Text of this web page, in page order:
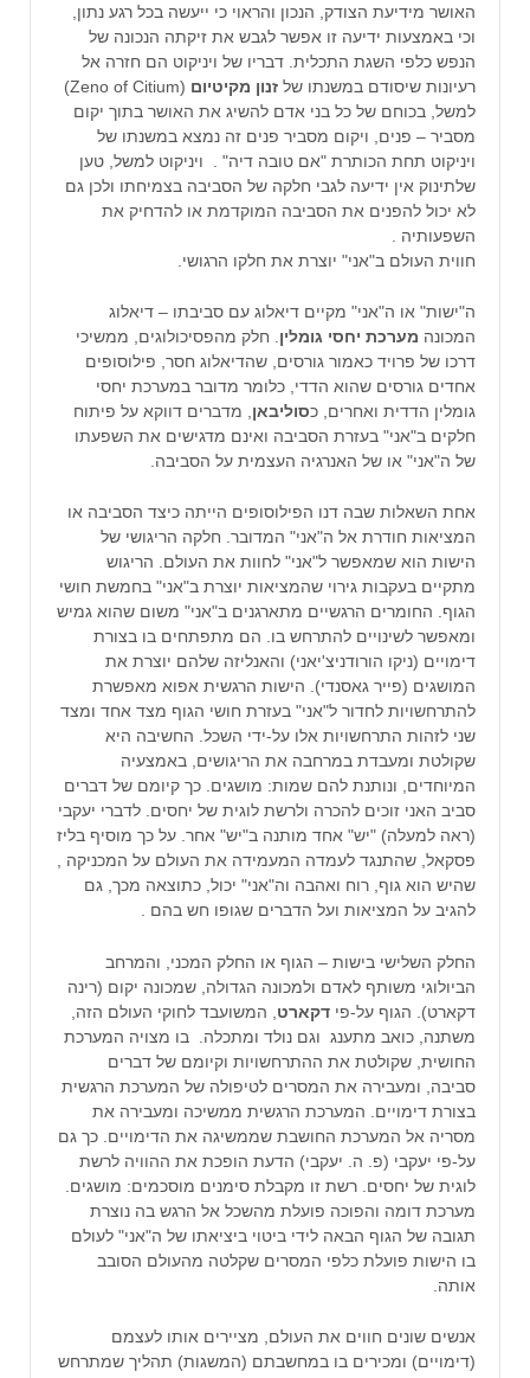
האושר מידיעת הצודק, הנכון והראוי כי ייעשה בכל רגע נתון,
וכי באמצעות ידיעה זו אפשר לגבש את זיקתה הנכונה של
הנפש כלפי השגת התכלית. דבריו של ויניקוט הם חזרה אל
רעיונות שיסודם במשנתו של זנון מקיטיום
(Zeno of Citium)
למשל, בכוחם של כל בני אדם להשיג את האושר בתוך יקום
מסביר – פנים, ויקום מסביר פנים זה נמצא במשנתו של
ויניקוט תחת הכותרת "אם טובה דיה" . ויניקוט למשל, טען
שלתינוק אין ידיעה לגבי חלקה של הסביבה בצמיחתו ולכן גם
לא יכול להפנים את הסביבה המוקדמת או להדחיק את
השפעותיה .
חווית העולם ב"אני" יוצרת את חלקו הרגושי.
ה"ישות" או ה"אני" מקיים דיאלוג עם סביבתו – דיאלוג
המכונה מערכת יחסי גומלין . חלק מהפסיכולוגים, ממשיכי
דרכו של פרויד כאמור גורסים, שהדיאלוג חסר, פילוסופים
אחדים גורסים שהוא הדדי, כלומר מדובר במערכת יחסי
גומלין הדדית ואחרים, כסוליבאן , מדברים דווקא על פיתוח
חלקים ב"אני" בעזרת הסביבה ואינם מדגישים את השפעתו
של ה"אני" או של האנרגיה העצמית על הסביבה.
אחת השאלות שבה דנו הפילוסופים הייתה כיצד הסביבה או
המציאות חודרת אל ה"אני" המדובר. חלקה הריגושי של
הישות הוא שמאפשר ל"אני" לחוות את העולם. הריגוש
מתקיים בעקבות גירוי שהמציאות יוצרת ב"אני" בחמשת חושי
הגוף. החומרים הרגשיים מתארגנים ב"אני" משום שהוא גמיש
ומאפשר לשינויים להתרחש בו. הם מתפתחים בו בצורת
דימויים (ניקו הורודניצ'יאני) והאנליזה שלהם יוצרת את
המושגים (פייר גאסנדי). הישות הרגשית אפוא מאפשרת
להתרחשויות לחדור ל"אני" בעזרת חושי הגוף מצד אחד ומצד
שני לזהות התרחשויות אלו על-ידי השכל. החשיבה היא
שקולטת ומעבדת במרחבה את הריגושים, באמצעיה
המיוחדים, ונותנת להם שמות: מושגים. כך קיומם של דברים
סביב האני זוכים להכרה ולרשת לוגית של יחסים. לדברי יעקבי
(ראה למעלה) "יש" אחד מותנה ב"יש" אחר. על כך מוסיף בליז
פסקאל, שהתנגד לעמדה המעמידה את העולם על המכניקה ,
שהיש הוא גוף, רוח ואהבה וה"אני" יכול, כתוצאה מכך, גם
להגיב על המציאות ועל הדברים שגופו חש בהם .
החלק השלישי בישות – הגוף או החלק המכני, והמרחב
הביולוגי משותף לאדם ולמכונה הגדולה, שמכונה יקום (רינה
דקארט). הגוף על-פי דקארט , המשועבד לחוקי העולם הזה,
משתנה, כואב מתענג וגם נולד ומתכלה. בו מצויה המערכת
החושית, שקולטת את ההתרחשויות וקיומם של דברים
סביבה, ומעבירה את המסרים לטיפולה של המערכת הרגשית
בצורת דימויים. המערכת הרגשית ממשיכה ומעבירה את
מסריה אל המערכת החושבת שממשיגה את הדימויים. כך גם
על-פי יעקבי (פ. ה. יעקבי) הדעת הופכת את ההוויה לרשת
לוגית של יחסים. רשת זו מקבלת סימנים מוסכמים: מושגים.
מערכת דומה והפוכה פועלת מהשכל אל הרגש בה נוצרת
תגובה של הגוף הבאה לידי ביטוי ביציאתו של ה"אני" לעולם
בו הישות פועלת כלפי המסרים שקלטה מהעולם הסובב
אותה.
אנשים שונים חווים את העולם, מציירים אותו לעצמם
(דימויים) ומכירים בו במחשבתם (המשגות) תהליך שמתרחש